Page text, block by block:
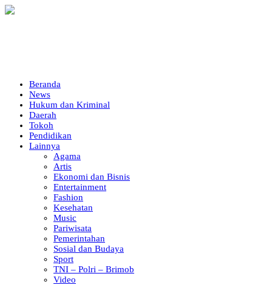
Beranda
News
Hukum dan Kriminal
Daerah
Tokoh
Pendidikan
Lainnya
Agama
Artis
Ekonomi dan Bisnis
Entertainment
Fashion
Kesehatan
Music
Pariwisata
Pemerintahan
Sosial dan Budaya
Sport
TNI – Polri – Brimob
Video